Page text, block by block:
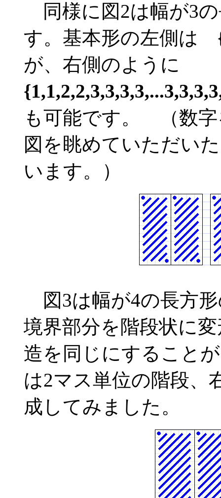
同様に図2は幅が3
す。基本形の左側は
が、右側のように
も可能です。 （数
図を眺めていただい
います。）
図3は幅が4の長方
境界部分を階段状に
造を同じにすること
は2マス単位の階段、
成してみました。